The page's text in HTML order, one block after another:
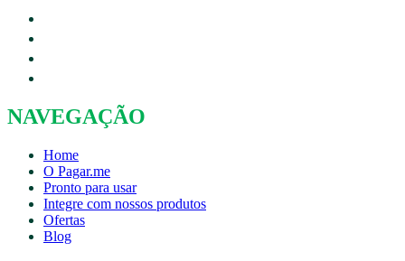
NAVEGAÇÃO
Home
O Pagar.me
Pronto para usar
Integre com nossos produtos
Ofertas
Blog